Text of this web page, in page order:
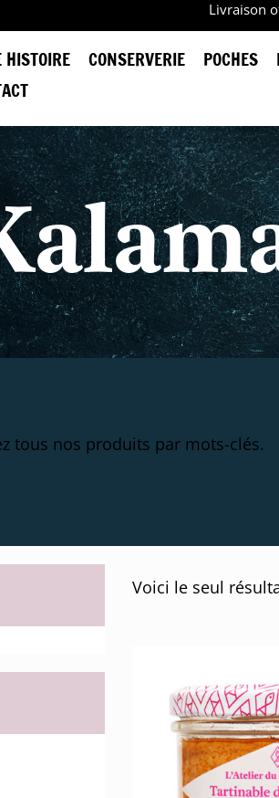
Livraison
HISTOIRE CONSERVERIE POCHES
tous nos produits par mots-clés.
Voici le seul